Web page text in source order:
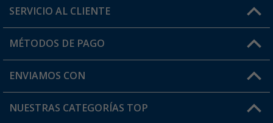
Conviértete en distribuidor
Mi cuenta
Tarjeta Berger Digital
SERVICIO AL CLIENTE
FAQ y Contacto
Información de envío
MÉTODOS DE PAGO
ENVIAMOS CON
NUESTRAS CATEGORÍAS TOP